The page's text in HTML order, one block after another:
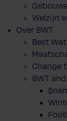
Welzijn
Over BWT
Best
Change
BWT